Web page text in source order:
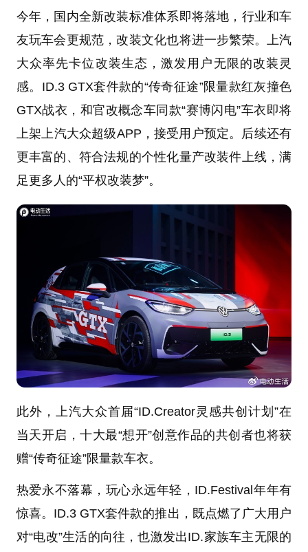
今年，国内全新改装标准体系即将落地，行业和车
友玩车会更规范，改装文化也将进一步繁荣。上汽
大众率先卡位改装生态，激发用户无限的改装灵
感。ID.3 GTX套件款的“传奇征途”限量款红灰撞色
GTX战衣，和官改概念车同款“赛博闪电”车衣即将
上架上汽大众超级APP，接受用户预定。后续还有
更丰富的、符合法规的个性化量产改装件上线，满
足更多人的“平权改装梦”。
此外，上汽大众首届“ID.Creator灵感共创计划”在
当天开启，十大最“想开”创意作品的共创者也将获
赠“传奇征途”限量款车衣。
热爱永不落幕，玩心永远年轻，ID.Festival年年有
惊喜。ID.3 GTX套件款的推出，既点燃了广大用户
对“电改”生活的向往，也激发出ID.家族车主无限的